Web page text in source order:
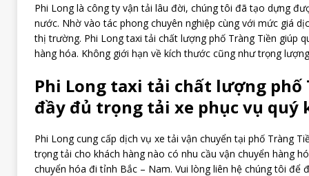
Phi Long là công ty vận tải lâu đời, chúng tôi đã tạo dựng
nước. Nhờ vào tác phong chuyên nghiệp cùng với mức giá
thị trường. Phi Long taxi tải chất lượng phố Tràng Tiền giúp
hàng hóa. Không giới hạn về kích thước cũng như trọng
Phi Long taxi tải chất lượng phố
đầy đủ trọng tải xe phục vụ quý
Phi Long cung cấp dịch vụ xe tải vận chuyển tại phố Tràng
trọng tải cho khách hàng nào có nhu cầu vận chuyển hàng
chuyển hóa đi tỉnh Bắc – Nam. Vui lòng liên hệ chúng tôi để